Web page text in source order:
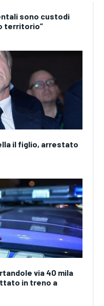
sono custodi
territorio”
il figlio, arrestato
via 40 mila
in treno a